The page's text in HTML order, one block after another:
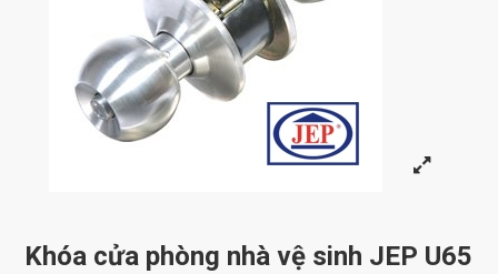
Khóa cửa phòng nhà vệ sinh JEP U65